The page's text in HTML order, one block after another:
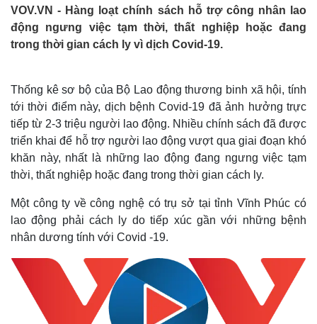
VOV.VN - Hàng loạt chính sách hỗ trợ công nhân lao
động ngưng việc tạm thời, thất nghiệp hoặc đang
trong thời gian cách ly vì dịch Covid-19.
Thống kê sơ bộ của Bộ Lao động thương binh xã hội, tính
tới thời điểm này, dịch bệnh Covid-19 đã ảnh hưởng trực
tiếp từ 2-3 triệu người lao động. Nhiều chính sách đã được
triển khai để hỗ trợ người lao động vượt qua giai đoạn khó
khăn này, nhất là những lao động đang ngưng việc tạm
thời, thất nghiệp hoặc đang trong thời gian cách ly.
Một công ty về công nghệ có trụ sở tại tỉnh Vĩnh Phúc có
lao động phải cách ly do tiếp xúc gần với những bệnh
nhân dương tính với Covid -19.